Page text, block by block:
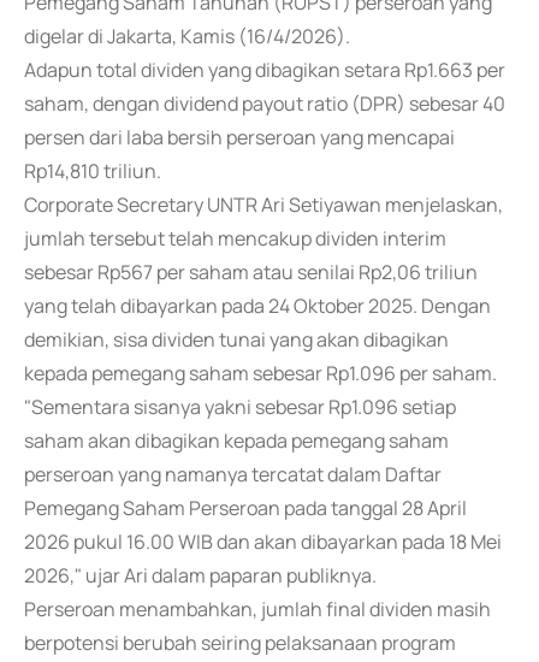
digelar di Jakarta, Kamis (16/4/2026).
Adapun total dividen yang dibagikan setara Rp1.663 per
saham, dengan dividend payout ratio (DPR) sebesar 40
persen dari laba bersih perseroan yang mencapai
Rp14,810 triliun.
Corporate Secretary UNTR Ari Setiyawan menjelaskan,
jumlah tersebut telah mencakup dividen interim
sebesar Rp567 per saham atau senilai Rp2,06 triliun
yang telah dibayarkan pada 24 Oktober 2025. Dengan
demikian, sisa dividen tunai yang akan dibagikan
kepada pemegang saham sebesar Rp1.096 per saham.
"Sementara sisanya yakni sebesar Rp1.096 setiap
saham akan dibagikan kepada pemegang saham
perseroan yang namanya tercatat dalam Daftar
Pemegang Saham Perseroan pada tanggal 28 April
2026 pukul 16.00 WIB dan akan dibayarkan pada 18 Mei
2026," ujar Ari dalam paparan publiknya.
Perseroan menambahkan, jumlah final dividen masih
berpotensi berubah seiring pelaksanaan program